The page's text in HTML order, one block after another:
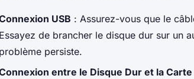
USB : Assurez-vous que le
Essayez de brancher le disque dur sur un
problème persiste.
entre le Disque Dur et la